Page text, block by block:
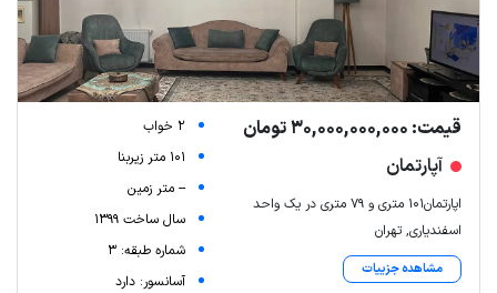
قیمت: 30,000,000,000 تومان
آپارتمان
اپارتمان۱۰۱ متری و ۷۹ متری در یک واحد
اسفندیاری, تهران
مشاهده جزییات
2 خواب
101 متر زیربنا
-- متر زمین
سال ساخت 1399
شماره طبقه: 3
آسانسور: دارد